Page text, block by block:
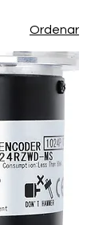
Ordenar